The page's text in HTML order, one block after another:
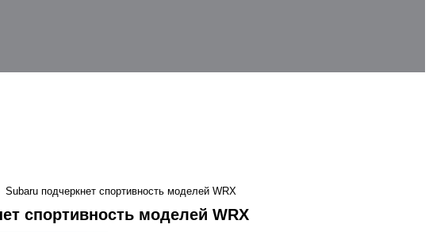
Subaru подчеркнет спортивность моделей WRX
спортивность моделей WRX